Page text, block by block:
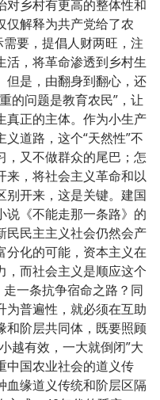
对乡村有更高的整体性和
仅解释为共产党给了农
要，提倡人财两旺，注
活，将革命渗透到乡村生
但是，由翻身到翻心，还
的问题是教育农民”，让
真正的主体。作为小生产
道路，这个“天然性”不
，又不做群众的尾巴；怎
来，将社会主义革命和以
别开来，这是关键。建国
说《不能走那一条路》的
民民主主义社会仍然会产
分化的可能，资本主义在
，而社会主义是顺应这个
一条抗争宿命之路？同
为普遍性，就必须在互助
和阶层共同体，既要照顾
越有效，一大就倒闭”大
中国农业社会的道义传
血缘道义传统和阶层区隔